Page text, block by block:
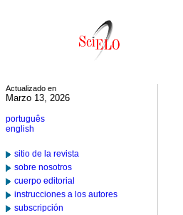
Actualizado en
Marzo 13, 2026
português
english
sitio de la revista
sobre nosotros
cuerpo editorial
instrucciones a los autores
subscripción